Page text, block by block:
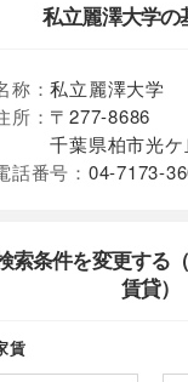
私立麗澤大学の
称：私立麗澤大学
所： 〒277-8686
千葉県柏市光
話番号： 04-7173-
索条件を変更する
賃貸）
賃